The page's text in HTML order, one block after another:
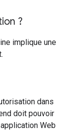
?
implique une
dans
doit pouvoir
Web